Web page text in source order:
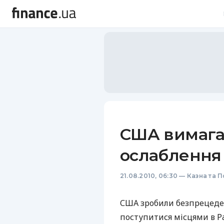
США
21.08.2010, 06:30 — Казна та
США зробили
поступитися місцями в